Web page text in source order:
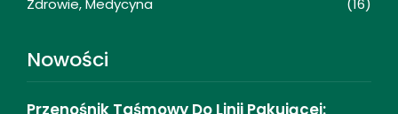
Zdrowie, Medycyna
(16)
Nowości